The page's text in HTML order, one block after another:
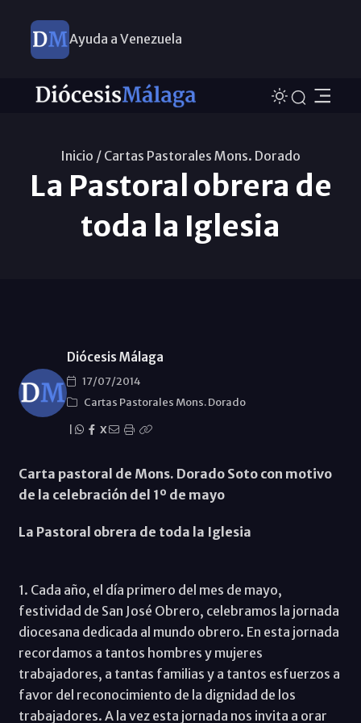
Ayuda a Venezuela
Inicio / Cartas Pastorales Mons. Dorado
La Pastoral obrera de
toda la Iglesia
Diócesis Málaga
17/07/2014
Cartas Pastorales Mons. Dorado
X
Carta pastoral de Mons. Dorado Soto con motivo
de la celebración del 1º de mayo
La Pastoral obrera de toda la Iglesia
1. Cada año, el día primero del mes de mayo,
festividad de San José Obrero, celebramos la jornada
diocesana dedicada al mundo obrero. En esta jornada
recordamos a tantos hombres y mujeres
trabajadores, a tantas familias y a tantos esfuerzos a
favor del reconocimiento de la dignidad de los
trabajadores. A la vez esta jornada nos invita a orar